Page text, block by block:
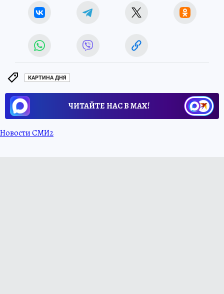
КАРТИНА ДНЯ
ЧИТАЙТЕ НАС В МАХ!
Новости СМИ2